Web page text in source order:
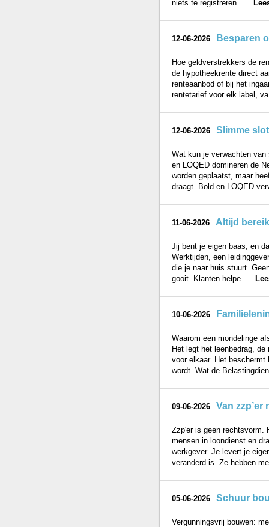
niets te registreren......
12-06-2026 Besparen
Hoe geldverstrekkers de
de hypotheekrente direct
renteaanbod of bij het
rentetarief voor elk label,
12-06-2026 Slimme
Wat kun je verwachten
en LOQED domineren de
worden geplaatst, maar
draagt. Bold en LOQED
11-06-2026 Altijd
Jij bent je eigen baas, en
Werktijden, een
die je naar huis stuurt.
gooit. Klanten helpe.....
10-06-2026
Waarom een mondelinge
Het legt het leenbedrag,
voor elkaar. Het beschermt
wordt. Wat de
09-06-2026 Van
Zzp'er is geen rechtsvorm.
mensen in loondienst en
werkgever. Je levert je
veranderd is. Ze hebben
05-06-2026 Schuur
Vergunningsvrij bouwen: